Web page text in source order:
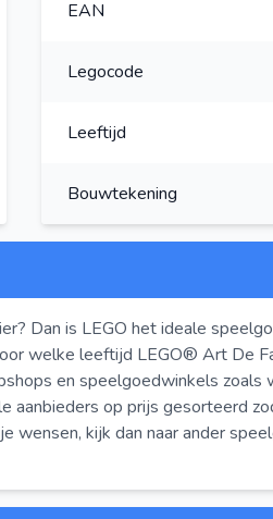
EAN
Legocode
Leeftijd
Bouwtekening
Dan is LEGO het ideale
welke leeftijd LEGO® Art De
en speelgoedwinkels zoals
op prijs gesorteerd
kijk dan naar ander